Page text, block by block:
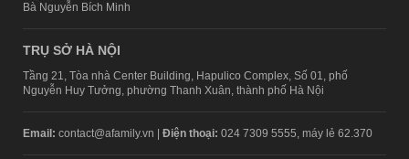
Bà Nguyễn Bích Minh
TRỤ SỞ HÀ NỘI
Tầng 21, Tòa nhà Center Building, Hapulico Complex, Số 01, phố
Nguyễn Huy Tưởng, phường Thanh Xuân, thành phố Hà Nội
Email: contact@afamily.vn | Điện thoại: 024 7309 5555, máy lẻ 62.370